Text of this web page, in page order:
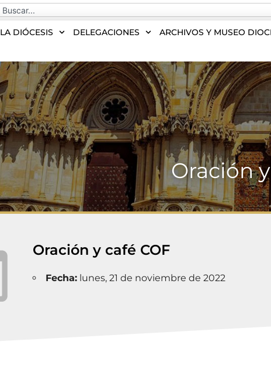
LA DIÓCESIS DELEGACIONES ARCHIVOS Y MUSEO
Oración
Oración y café COF
Fecha:lunes, 21 de noviembre de 2022